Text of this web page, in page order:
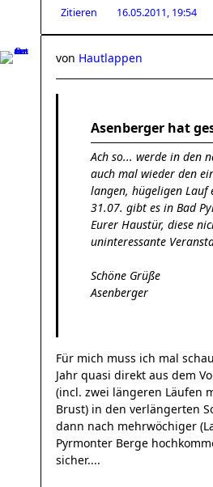
Zitieren 16.05.2011, 19:54
von Hautlappen
Asenberger hat
Ach so... werde in den
auch mal wieder den
langen, hügeligen Lauf
31.07. gibt es in Bad
Eurer Haustür, diese
uninteressante
Schöne Grüße
Asenberger
Für mich muss ich mal
Jahr quasi direkt aus dem
(incl. zwei längeren Läufen
Brust) in den verlängerten
dann nach mehrwöchiger
Pyrmonter Berge
sicher....